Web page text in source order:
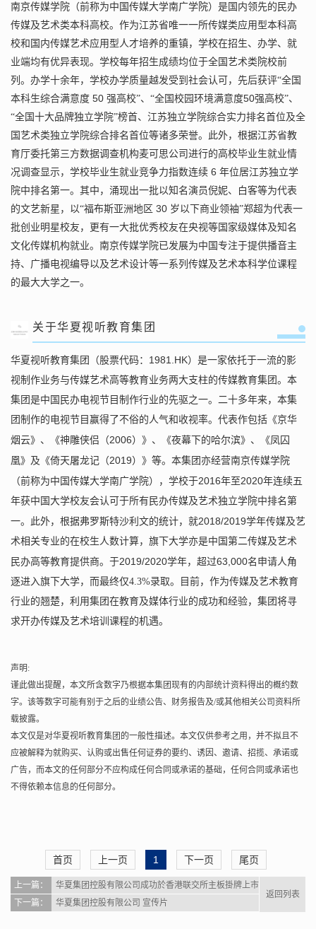
南京传媒学院（前称为中国传媒大学南广学院）是国内领先的民办
传媒及艺术类本科高校。作为江苏省唯一一所传媒类应用型本科高
校和国内传媒艺术应用型人才培养的重镇，学校在招生、办学、就
业端均有优异表现。学校每年招生成绩均位于全国艺术类院校前
列。办学十余年，学校办学质量越发受到社会认可，先后获评“全国
本科生综合满意度 50 强高校”、“全国校园环境满意度50强高校”、
“全国十大品牌独立学院”榜首、江苏独立学院综合实力排名首位及全
国艺术类独立学院综合排名首位等诸多荣誉。此外，根据江苏省教
育厅委托第三方数据调查机构麦可思公司进行的高校毕业生就业情
况调查显示，学校毕业生就业竞争力指数连续 6 年位居江苏独立学
院中排名第一。其中，涌现出一批以知名演员倪妮、白客等为代表
的文艺新星，以“福布斯亚洲地区 30 岁以下商业领袖”郑超为代表一
批创业明星校友，更有一大批优秀校友在央视等国家级媒体及知名
文化传媒机构就业。南京传媒学院已发展为中国专注于提供播音主
持、广播电视编导以及艺术设计等一系列传媒及艺术本科学位课程
的最大大学之一。
关于华夏视听教育集团
华夏视听教育集团（股票代码： 1981.HK）是一家依托于一流的影
视制作业务与传媒艺术高等教育业务两大支柱的传媒教育集团。本
集团是中国民办电视节目制作行业的先驱之一。二十多年来，本集
团制作的电视节目赢得了不俗的人气和收视率。代表作包括《京华
烟云》、《神雕侠侣（2006）》、《夜幕下的哈尔滨》、《凤囚
凰》及《倚天屠龙记（2019）》等。本集团亦经营南京传媒学院
（前称为中国传媒大学南广学院），学校于2016年至2020年连续五
年获中国大学校友会认可于所有民办传媒及艺术独立学院中排名第
一。此外，根据弗罗斯特沙利文的统计，就2018/2019学年传媒及艺
术相关专业的在校生人数计算，旗下大学亦是中国第二传媒及艺术
民办高等教育提供商。于2019/2020学年，超过63,000名申请人角
逐进入旗下大学，而最终仅4.3%录取。目前，作为传媒及艺术教育
行业的翘楚，利用集团在教育及媒体行业的成功和经验，集团将寻
求开办传媒及艺术培训课程的机遇。
声明:
谨此做出提醒，本文所含数字乃根据本集团现有的内部统计资料得出的概约数
字。该等数字可能有别于之后的业绩公告、财务报告及/或其他相关公司资料所
载披露。
本文仅是对华夏视听教育集团的一般性描述。本文仅供参考之用，并不拟且不
应被解释为就购买、认购或出售任何证券的要约、诱因、邀请、招揽、承诺或
广告，而本文的任何部分不应构成任何合同或承诺的基础，任何合同或承诺也
不得依赖本信息的任何部分。
首页 上一页 1 下一页 尾页
上一篇：
华夏集团控股有限公司成功於香港联交所主板掛牌上市
下一篇：
华夏集团控股有限公司 宣传片
返回列表